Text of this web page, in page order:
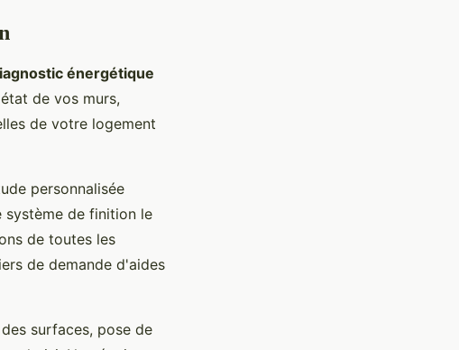
énergétique
de vos murs,
de votre logement
personnalisée
système de finition le
de toutes les
de demande d'aides
surfaces, pose de